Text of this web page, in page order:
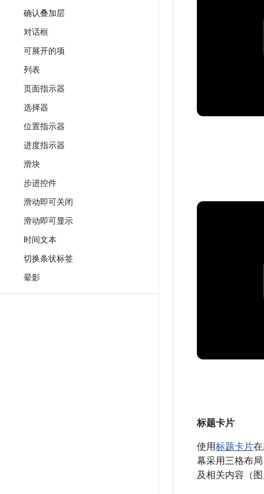
确认叠加层
对话框
可展开的项
列表
页面指示器
选择器
位置指示器
进度指示器
滑块
步进控件
滑动即可关闭
滑动即可显示
时间文本
切换条状标签
晕影
标题卡片
使用标题卡片
幕采用三格布
及相关内容（